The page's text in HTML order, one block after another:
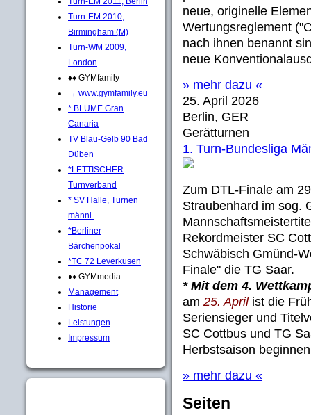
Turn-EM 2010,
Birmingham (M)
Turn-WM 2009,
London
♦♦ GYMfamily
→ www.gymfamily.eu
* BLUME Gran
Canaria
TV Blau-Gelb 90 Bad
Düben
*LETTISCHER
Turnverband
* SV Halle, Turnen
männl.
*Berliner
Bärchenpokal
*TC 72 Leverkusen
♦♦ GYMmedia
Management
Historie
Leistungen
Impressum
neue, originelle
Wertungsreglement
nach ihnen benannt
neue
» mehr dazu «
25. April 2026
Berlin, GER
Gerätturnen
1. Turn-Bundesliga
Zum DTL-Finale am
Straubenhard im sog.
Rekordmeister SC
Schwäbisch Gmünd-
Finale" die TG Saar.
* Mit dem 4.
am 25. Aprilist die
Seriensieger und
SC Cottbus und TG
Herbstsaison
» mehr dazu «
Seiten